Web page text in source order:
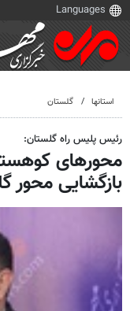
استانها گلستان
رئیس پلیس راه گلستان:
محورهای
بازگشایی محور